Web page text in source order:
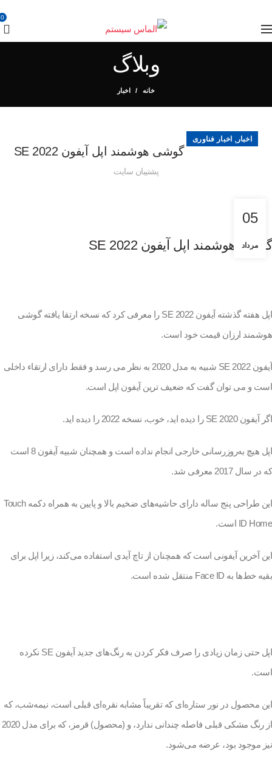
0
وبلاگ
خانه اخبار
اخبار , اخبار فناوری
گوشی هوشمند اپل آیفون SE 2022
پشتیبان سایت
05
مرداد
گوشی هوشمند اپل آیفون SE 2022
اپل هفته گذشته آیفون SE 2022 را معرفی کرد که نسخه ارتقا یافته گوشی
هوشمند ارزان قیمت خود است.
آیفون SE 2022 شبیه به مدل 2020 به نظر می رسد و فقط دارای ارتقاء داخلی
است و می توان گفت که ضعیف ترین آیفون اپل است.
اگر آیفون SE 2020 را دیده اید، خوب، نسخه 2022 را دیده اید.
اپل هیچ به‌روزرسانی خارجی انجام نداده است و همچنان شبیه آیفون 8 است
که در سال 2017 معرفی شد.
این طراحی پنج ساله دارای حاشیه‌های ضخیم بالا و پایین به همراه دکمه Touch
ID Home است.
این آخرین آیفونی است که همچنان از تاچ آیدی استفاده می‌کند، زیرا اپل برای
بقیه خط‌ها به Face ID منتقل شده است.
اپل حتی زمان زیادی را صرف فکر کردن به رنگ‌های جدید آیفون SE نکرده
است.
این محصول در نور ستاره‌ای که تقریباً مشابه نقره‌ای قبلی است، نیمه‌شب، که
از رنگ مشکی قبلی فاصله چندانی ندارد، و (محصول) قرمز، که برای مدل 2020
نیز موجود بود، عرضه می‌شود.